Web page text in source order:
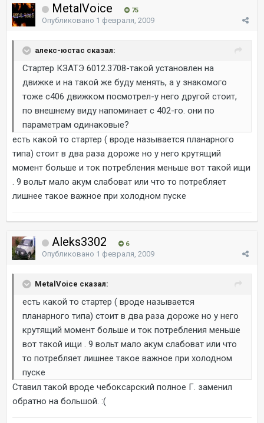
MetalVoice 75
Опубликовано 1 февраля, 2009
алекс-юстас сказал:
Стартер КЗАТЭ 6012.3708-такой установлен на
движке и на такой же буду менять, а у знакомого
тоже с406 движком посмотрел-у него другой стоит,
по внешнему виду напоминает с 402-го. они по
параметрам одинаковые?
есть какой то стартер ( вроде называется планарного
типа) стоит в два раза дороже но у него крутящий
момент больше и ток потребления меньше вот такой ищи
. 9 вольт мало акум слабоват или что то потребляет
лишнее такое важное при холодном пуске
Aleks3302 6
Опубликовано 1 февраля, 2009
MetalVoice сказал:
есть какой то стартер ( вроде называется
планарного типа) стоит в два раза дороже но у него
крутящий момент больше и ток потребления меньше
вот такой ищи . 9 вольт мало акум слабоват или что
то потребляет лишнее такое важное при холодном
пуске
Ставил такой вроде чебоксарский полное Г. заменил
обратно на большой. :(